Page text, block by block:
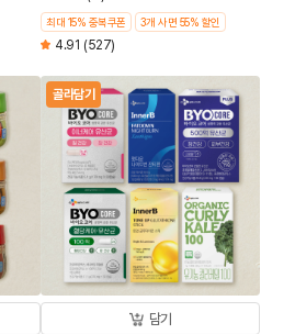
최대 15% 중복쿠폰 3개 사면 55% 할인
4.91 (527)
골라담기
담기